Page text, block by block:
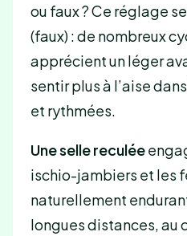
ou faux ? Ce réglage
(faux) : de nombreux
apprécient un léger
sentir plus à l’aise
et rythmées.
Une selle reculée
ischio-jambiers et les
naturellement
longues distances, au